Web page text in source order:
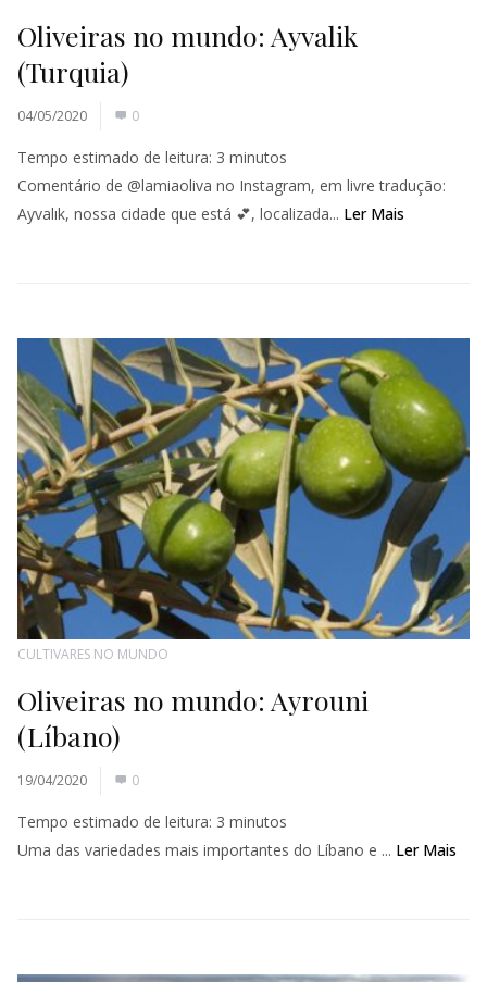
Oliveiras no mundo: Ayvalik
(Turquia)
04/05/2020 0
Tempo estimado de leitura: 3 minutos
Comentário de @lamiaoliva no Instagram, em livre tradução:
Ayvalık, nossa cidade que está 💕, localizada... Ler Mais
CULTIVARES NO MUNDO
Oliveiras no mundo: Ayrouni
(Líbano)
19/04/2020 0
Tempo estimado de leitura: 3 minutos
Uma das variedades mais importantes do Líbano e ... Ler Mais